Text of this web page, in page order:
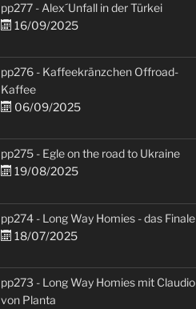
pp277 - Alex´Unfall in der Türkei
16/09/2025
pp276 - Kaffeekränzchen Offroad-
Kaffee
06/09/2025
pp275 - Egle on the road to Ukraine
19/08/2025
pp274 - Long Way Homies - das Finale
18/07/2025
pp273 - Long Way Homies mit Claudio
von Planta